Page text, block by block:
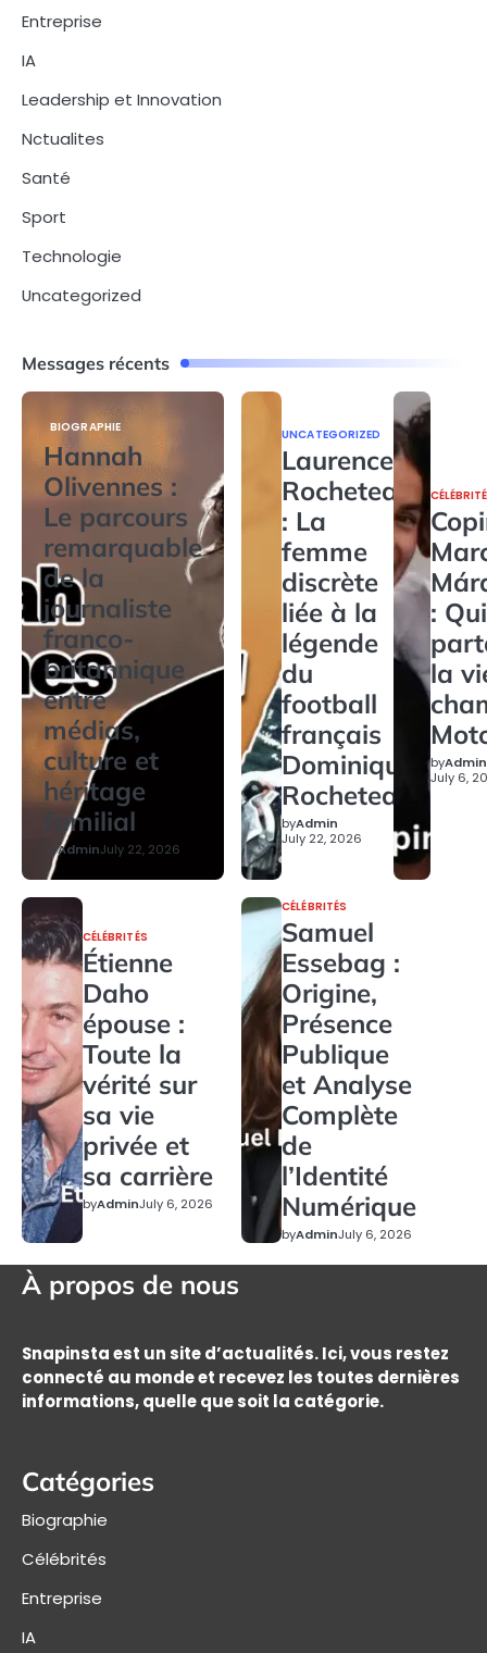
Entreprise
IA
Leadership et Innovation
Nctualites
Santé
Sport
Technologie
Uncategorized
Messages récents
BIOGRAPHIE
Hannah
Olivennes :
Le parcours
remarquable
de la
journaliste
franco-
britannique
entre
médias,
culture et
héritage
familial
byAdminJuly 22, 2026
UNCATEGORIZED
Laurence
Rocheteau
: La
femme
discrète
liée à la
légende
du
football
français
Dominique
Rocheteau
byAdmin
July 22, 2026
: Qui
la
byAdmin
July 6,
CÉLÉBRITÉS
Étienne
Daho
épouse :
Toute la
vérité sur
sa vie
privée et
sa carrière
byAdminJuly 6, 2026
CÉLÉBRITÉS
Samuel
Essebag :
Origine,
Présence
Publique
et Analyse
Complète
de
l’Identité
Numérique
byAdminJuly 6, 2026
À propos de nous
Snapinsta est un site d’actualités. Ici, vous restez
connecté au monde et recevez les toutes dernières
informations, quelle que soit la catégorie.
Catégories
Biographie
Célébrités
Entreprise
IA